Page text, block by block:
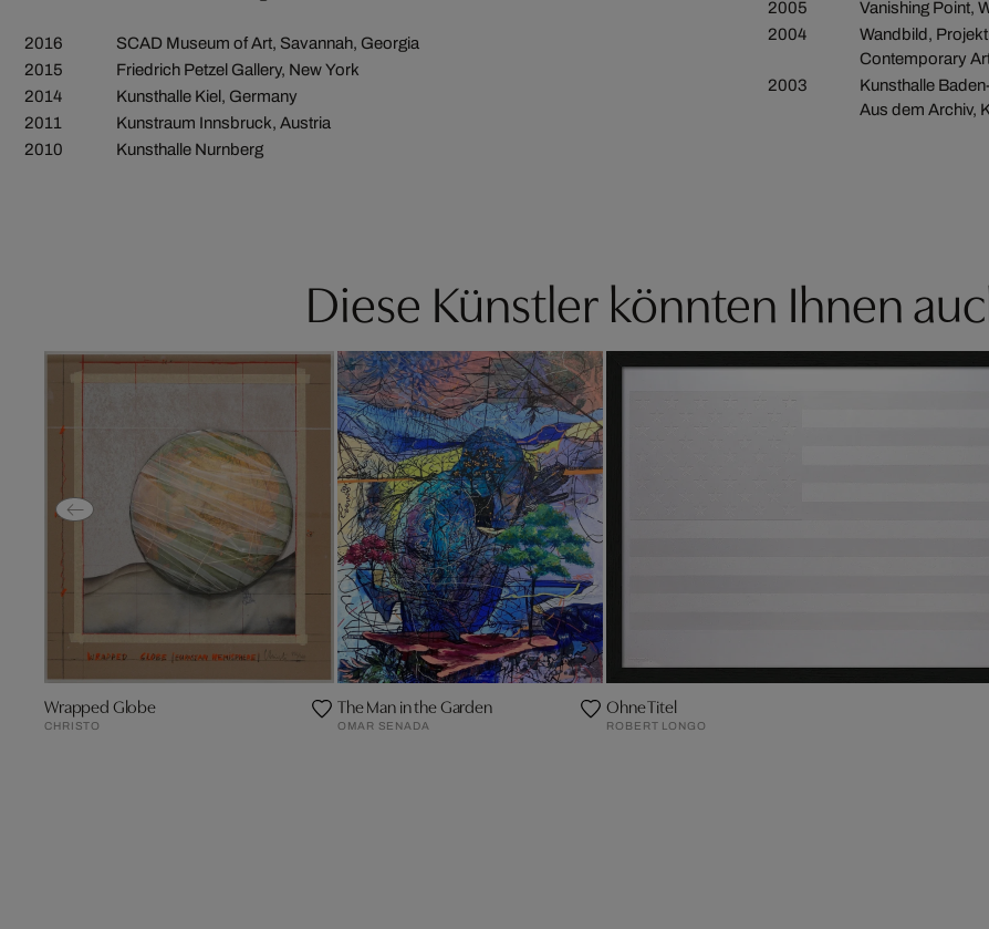
2016
SCAD Museum of Art, Savannah, Georgia
2015
Friedrich Petzel Gallery, New York
2014
Kunsthalle Kiel, Germany
2011
Kunstraum Innsbruck, Austria
2010
Kunsthalle Nurnberg
2005
Vanishing Point,
2004
Wandbild,
Contemporary
2003
Kunsthalle
Aus dem Archiv,
Diese Künstler könnten Ihnen
Wrapped Globe
CHRISTO
The Man in the Garden
OMAR SENADA
Ohne Titel
ROBERT LONGO